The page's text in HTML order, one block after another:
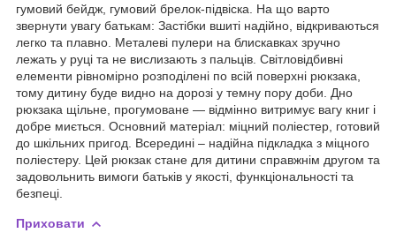
гумовий бейдж, гумовий брелок-підвіска. На що варто
звернути увагу батькам: Застібки вшиті надійно, відкриваються
легко та плавно. Металеві пулери на блискавках зручно
лежать у руці та не вислизають з пальців. Світловідбивні
елементи рівномірно розподілені по всій поверхні рюкзака,
тому дитину буде видно на дорозі у темну пору доби. Дно
рюкзака щільне, прогумоване — відмінно витримує вагу книг і
добре миється. Основний матеріал: міцний поліестер, готовий
до шкільних пригод. Всередині – надійна підкладка з міцного
поліестеру. Цей рюкзак стане для дитини справжнім другом та
задовольнить вимоги батьків у якості, функціональності та
безпеці.
Приховати